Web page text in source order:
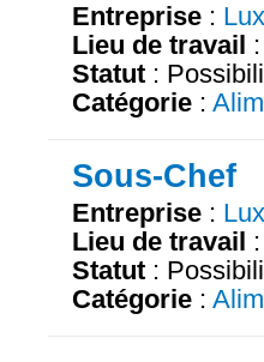
Entreprise :
Lieu de travail :
Statut :
Catégorie :
Sous-Chef
Entreprise :
Lieu de travail :
Statut :
Catégorie :